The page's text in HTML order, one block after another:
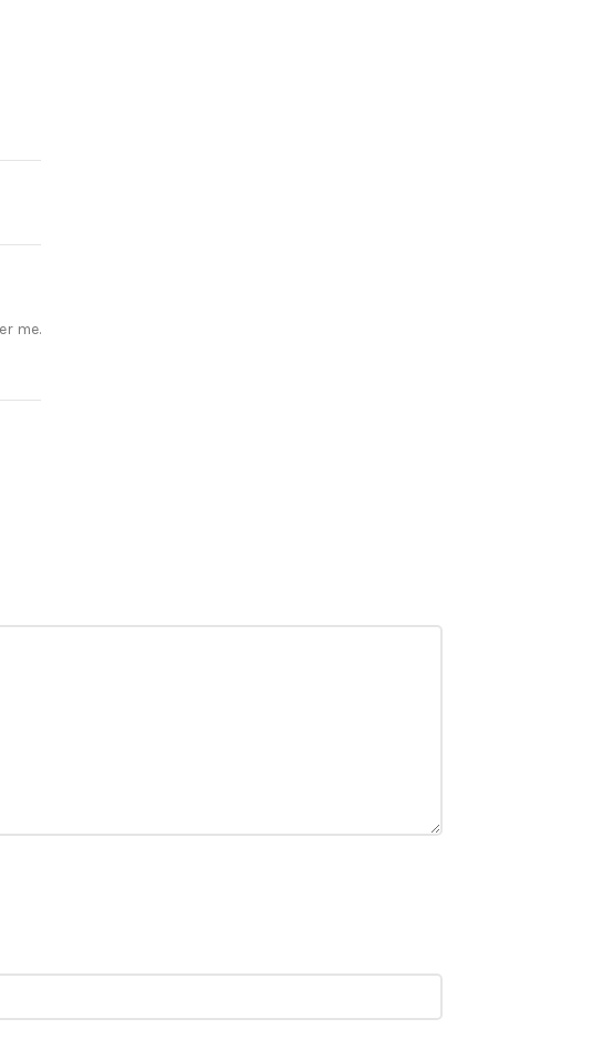
me.